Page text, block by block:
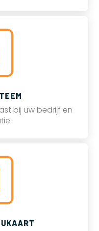
bij uw bedrijf en